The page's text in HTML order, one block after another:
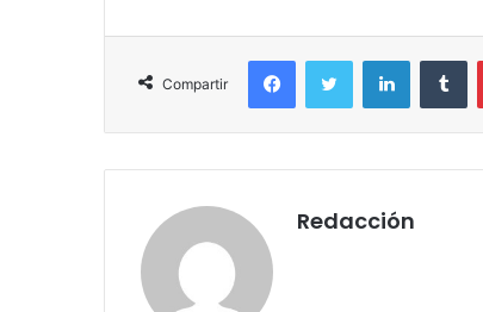
Compartir
FacebookTwitter LinkedIn
Redacción